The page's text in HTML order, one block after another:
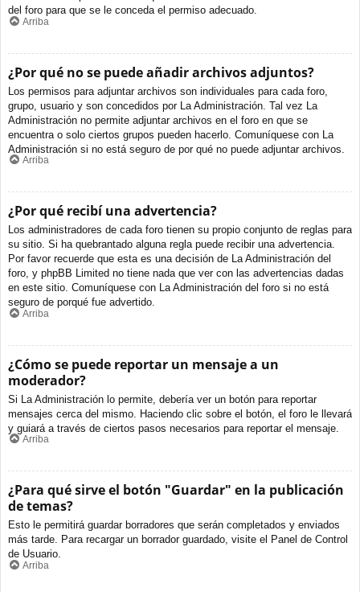
del foro para que se le conceda el permiso adecuado.
Arriba
¿Por qué no se puede añadir archivos adjuntos?
Los permisos para adjuntar archivos son individuales para cada foro,
grupo, usuario y son concedidos por La Administración. Tal vez La
Administración no permite adjuntar archivos en el foro en que se
encuentra o solo ciertos grupos pueden hacerlo. Comuníquese con La
Administración si no está seguro de por qué no puede adjuntar archivos.
Arriba
¿Por qué recibí una advertencia?
Los administradores de cada foro tienen su propio conjunto de reglas para
su sitio. Si ha quebrantado alguna regla puede recibir una advertencia.
Por favor recuerde que esta es una decisión de La Administración del
foro, y phpBB Limited no tiene nada que ver con las advertencias dadas
en este sitio. Comuníquese con La Administración del foro si no está
seguro de porqué fue advertido.
Arriba
¿Cómo se puede reportar un mensaje a un
moderador?
Si La Administración lo permite, debería ver un botón para reportar
mensajes cerca del mismo. Haciendo clic sobre el botón, el foro le llevará
y guiará a través de ciertos pasos necesarios para reportar el mensaje.
Arriba
¿Para qué sirve el botón "Guardar" en la publicación
de temas?
Esto le permitirá guardar borradores que serán completados y enviados
más tarde. Para recargar un borrador guardado, visite el Panel de Control
de Usuario.
Arriba